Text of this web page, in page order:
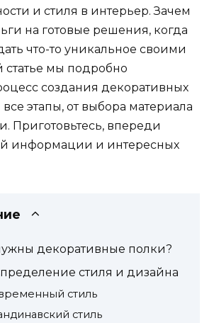
и стиля в интерьер. Зачем
на готовые решения, когда
что-то уникальное своими
статье мы подробно
создания декоративных
этапы, от выбора материала
Приготовьтесь, впереди
информации и интересных
декоративные полки?
стиля и дизайна
стиль
стиль